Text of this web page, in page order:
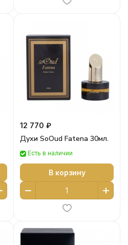
12 770 ₽
Духи SoOud Fatena 30мл.
Есть в наличии
В корзину